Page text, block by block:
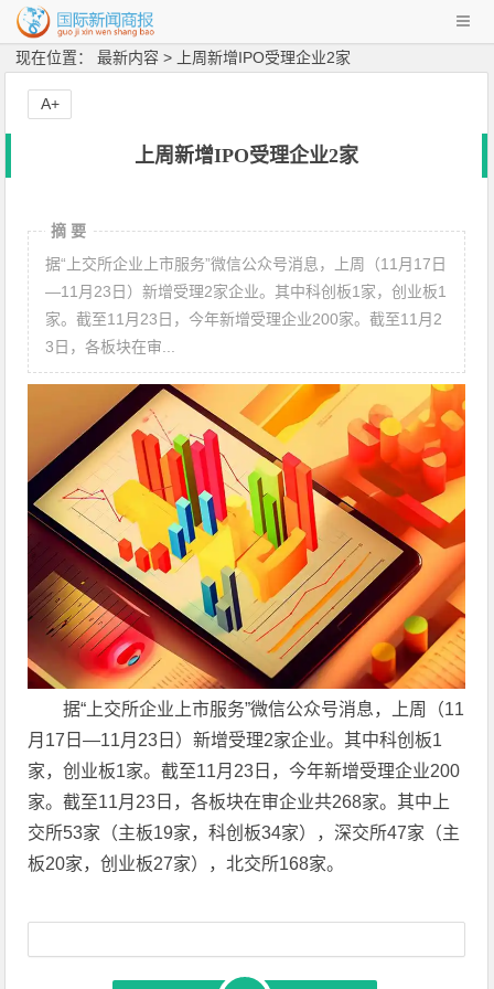
现在位置： 最新内容 > 上周新增IPO受理企业2家
上周新增IPO受理企业2家
摘 要
据“上交所企业上市服务”微信公众号消息，上周（11月17日
—11月23日）新增受理2家企业。其中科创板1家，创业板1
家。截至11月23日，今年新增受理企业200家。截至11月2
3日，各板块在审...
据“上交所企业上市服务”微信公众号消息，上周（11
月17日—11月23日）新增受理2家企业。其中科创板1
家，创业板1家。截至11月23日，今年新增受理企业200
家。截至11月23日，各板块在审企业共268家。其中上
交所53家（主板19家，科创板34家），深交所47家（主
板20家，创业板27家），北交所168家。
A+